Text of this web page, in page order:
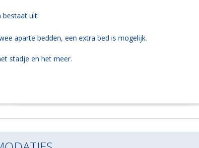
bestaat uit:
aparte bedden, een extra bed is mogelijk.
stadje en het meer.